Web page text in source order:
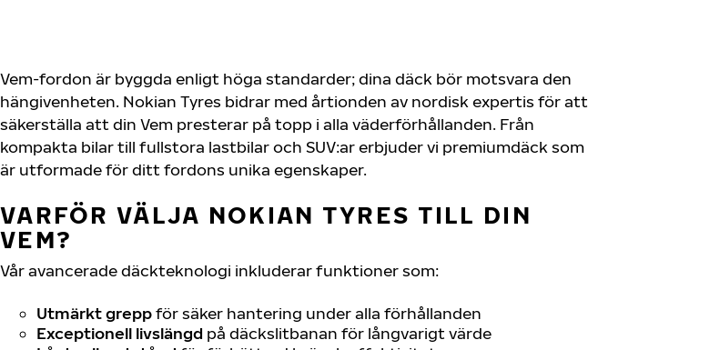
Vem-fordon är byggda enligt höga standarder; dina däck bör motsvara den
hängivenheten. Nokian Tyres bidrar med årtionden av nordisk expertis för att
säkerställa att din Vem presterar på topp i alla väderförhållanden. Från
kompakta bilar till fullstora lastbilar och SUV:ar erbjuder vi premiumdäck som
är utformade för ditt fordons unika egenskaper.
VARFÖR VÄLJA NOKIAN TYRES TILL DIN
VEM?
Vår avancerade däckteknologi inkluderar funktioner som:
Utmärkt greppför säker hantering under alla förhållanden
Exceptionell livslängd på däckslitbanan för långvarigt värde